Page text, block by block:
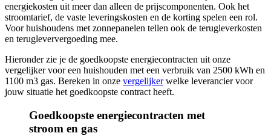
energiekosten uit meer dan alleen de prijscomponenten. Ook het
stroomtarief, de vaste leveringskosten en de korting spelen een rol.
Voor huishoudens met zonnepanelen tellen ook de terugleverkosten
en terugleververgoeding mee.
Hieronder zie je de goedkoopste energiecontracten uit onze
vergelijker voor een huishouden met een verbruik van 2500 kWh en
1100 m3 gas. Bereken in onze vergelijkerwelke leverancier voor
jouw situatie het goedkoopste contract heeft.
Goedkoopste energiecontracten met
stroom en gas